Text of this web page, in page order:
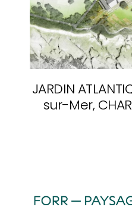
JARDIN
sur-Mer,